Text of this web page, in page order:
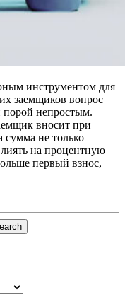
инструментом для
заемщиков вопрос
порой непростым.
вносит при
сумма не только
на процентную
первый взнос,